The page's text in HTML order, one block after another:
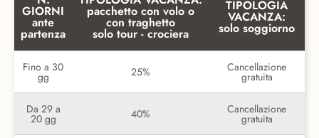
GIORNI
ante
partenza
pacchetto con volo o
con traghetto
solo tour - crociera
TIPOLOGIA
VACANZA:
solo soggiorno
Fino a 30
gg 25% Cancellazione
gratuita
Da 29 a
20 gg 40% Cancellazione
gratuita